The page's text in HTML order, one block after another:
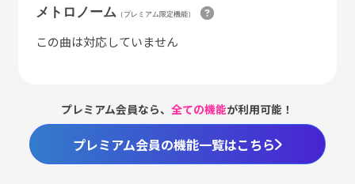
メトロノーム （プレミアム限定機能）
この曲は対応していません
プレミアム会員なら、全ての機能が利用可能！
プレミアム会員の機能一覧はこちら